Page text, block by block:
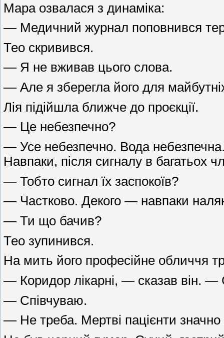
Мара озвалася з динаміка:
— Медичний журнал поповнився
Тео скривився.
— Я не вживав цього слова.
— Але я зберегла його для
Лія підійшла ближче до проєкції.
— Це небезпечно?
— Усе небезпечно. Вода
Навпаки, після сигналу в багатьох
— Тобто сигнал їх заспокоїв?
— Частково. Декого — навпаки
— Ти що бачив?
Тео зупинився.
На мить його професійне обличчя
— Коридор лікарні, — сказав він. —
— Співчуваю.
— Не треба. Мертві пацієнти